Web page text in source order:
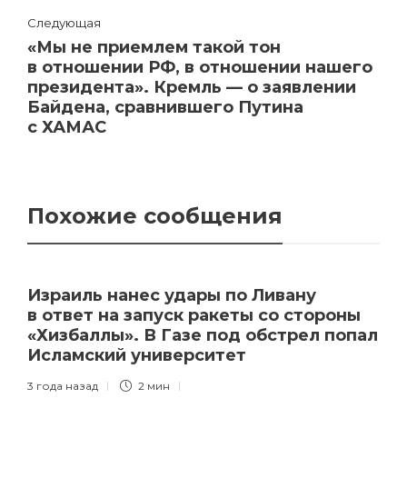
Следующая
«Мы не приемлем такой тон
в отношении РФ, в отношении нашего
президента». Кремль — о заявлении
Байдена, сравнившего Путина
с ХАМАС
Похожие сообщения
Израиль нанес удары по Ливану
в ответ на запуск ракеты со стороны
«Хизбаллы». В Газе под обстрел попал
Исламский университет
3 года назад 2 мин